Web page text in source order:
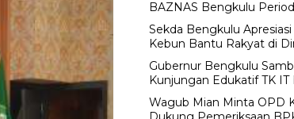
BAZNAS Bengkulu
Sekda Bengkulu
Kebun Bantu Rakyat di
Gubernur Bengkulu
Kunjungan Edukatif TK
Wagub Mian Minta OPD